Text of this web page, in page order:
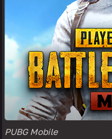
PUBG Mobile